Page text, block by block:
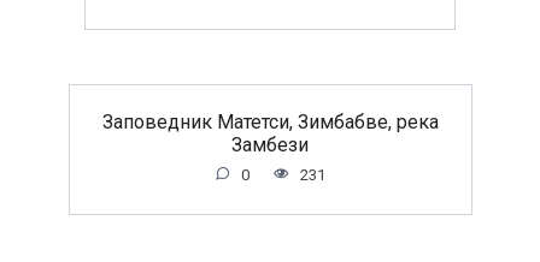
Заповедник Матетси, Зимбабве, река
Замбези
0 231